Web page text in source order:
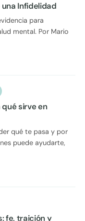
Infidelidad
para
mental. Por Mario
sirve en
qué te pasa y por
puede ayudarte,
fe, traición y